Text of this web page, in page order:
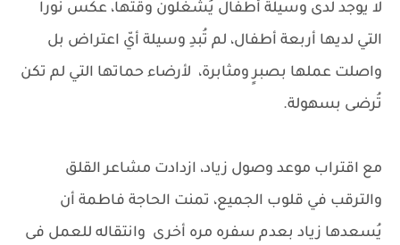
لا يوجد لدى وسيلة أطفال يُشغلون وقتها، عكس نورا
التي لديها أربعة أطفال، لم تُبدِ وسيلة أيّ اعتراض بل
واصلت عملها بصبرٍ ومثابرة، لأرضاء حماتها التي لم تكن
تُرضى بسهولة.
مع اقتراب موعد وصول زياد، ازدادت مشاعر القلق
والترقب في قلوب الجميع، تمنت الحاجة فاطمة أن
يُسعدها زياد بعدم سفره مره أخرى وانتقاله للعمل فى